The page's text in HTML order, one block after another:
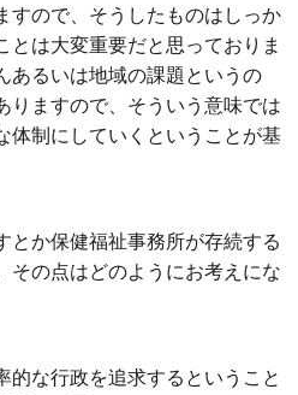
すので、そうしたものはしっか
は大変重要だと思っておりま
あるいは地域の課題というの
りますので、そういう意味では
体制にしていくということが基
か保健福祉事務所が存続する
その点はどのようにお考えにな
な行政を追求するということ